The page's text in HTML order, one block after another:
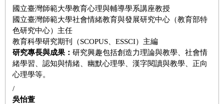
國立臺灣師範大學教育心理與輔導學系講座教授
國立臺灣師範大學社會情緒教育與發展研究中心（教育部特
色研究中心）主任
教育科學研究期刊（SCOPUS、ESSCI）主編
研究專長與成果： 研究興趣包括創造力理論與教學、社會情
緒學習、認知與情緒、幽默心理學、漢字閱讀與教學、正向
心理學等。
/
吳怡萱